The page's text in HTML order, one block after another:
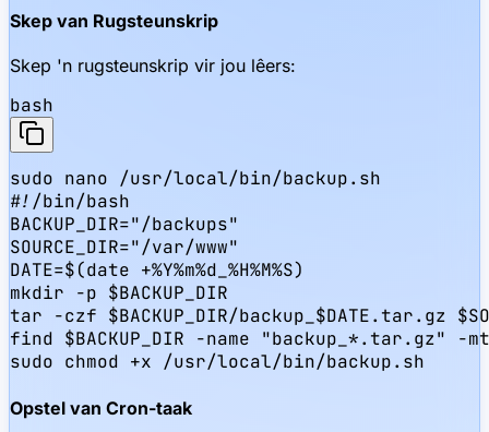
Skep van Rugsteunskrip
Skep 'n rugsteunskrip vir jou lêers:
bash
sudo nano /usr/local/bin/backup.sh
#!/bin/bash
BACKUP_DIR="/backups"
SOURCE_DIR="/var/www"
DATE=$(date +%Y%m%d_%H%M%S)
mkdir -p $BACKUP_DIR
tar -czf $BACKUP_DIR/backup_$DATE.tar.gz
find $BACKUP_DIR -name "backup_*.tar.gz" -
sudo chmod +x /usr/local/bin/backup.sh
Opstel van Cron-taak